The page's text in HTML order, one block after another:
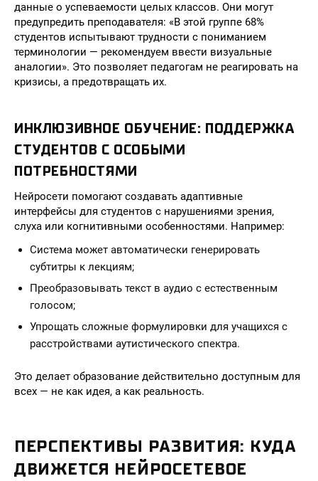
данные о успеваемости целых классов. Они могут
предупредить преподавателя: «В этой группе 68%
студентов испытывают трудности с пониманием
терминологии — рекомендуем ввести визуальные
аналогии». Это позволяет педагогам не реагировать на
кризисы, а предотвращать их.
ИНКЛЮЗИВНОЕ ОБУЧЕНИЕ: ПОДДЕРЖКА
СТУДЕНТОВ С ОСОБЫМИ
ПОТРЕБНОСТЯМИ
Нейросети помогают создавать адаптивные
интерфейсы для студентов с нарушениями зрения,
слуха или когнитивными особенностями. Например:
Система может автоматически генерировать
субтитры к лекциям;
Преобразовывать текст в аудио с естественным
голосом;
Упрощать сложные формулировки для учащихся с
расстройствами аутистического спектра.
Это делает образование действительно доступным для
всех — не как идея, а как реальность.
ПЕРСПЕКТИВЫ РАЗВИТИЯ: КУДА
ДВИЖЕТСЯ НЕЙРОСЕТЕВОЕ